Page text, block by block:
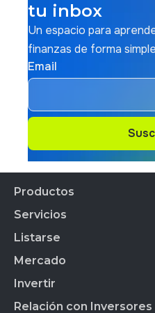
tu inbox
Un espacio para
finanzas de forma
Email
Productos
Productos Financieros
CEDEARs
Cauci´ón
Acciones
BYMA Primarias
Servicios
Todos los servicios
Listarse
Empresas Listadas
Índice de Sustentabilidad
Panel de Gob. Corp.
Mercado
Calendario Bursátil
Horarios
Invertir
Relación con Inversores